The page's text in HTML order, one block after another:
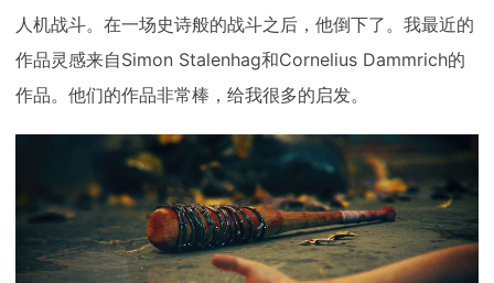
人机战斗。在一场史诗般的战斗之后，他倒下了。我最近的
作品灵感来自Simon Stalenhag和Cornelius Dammrich的
作品。他们的作品非常棒，给我很多的启发。